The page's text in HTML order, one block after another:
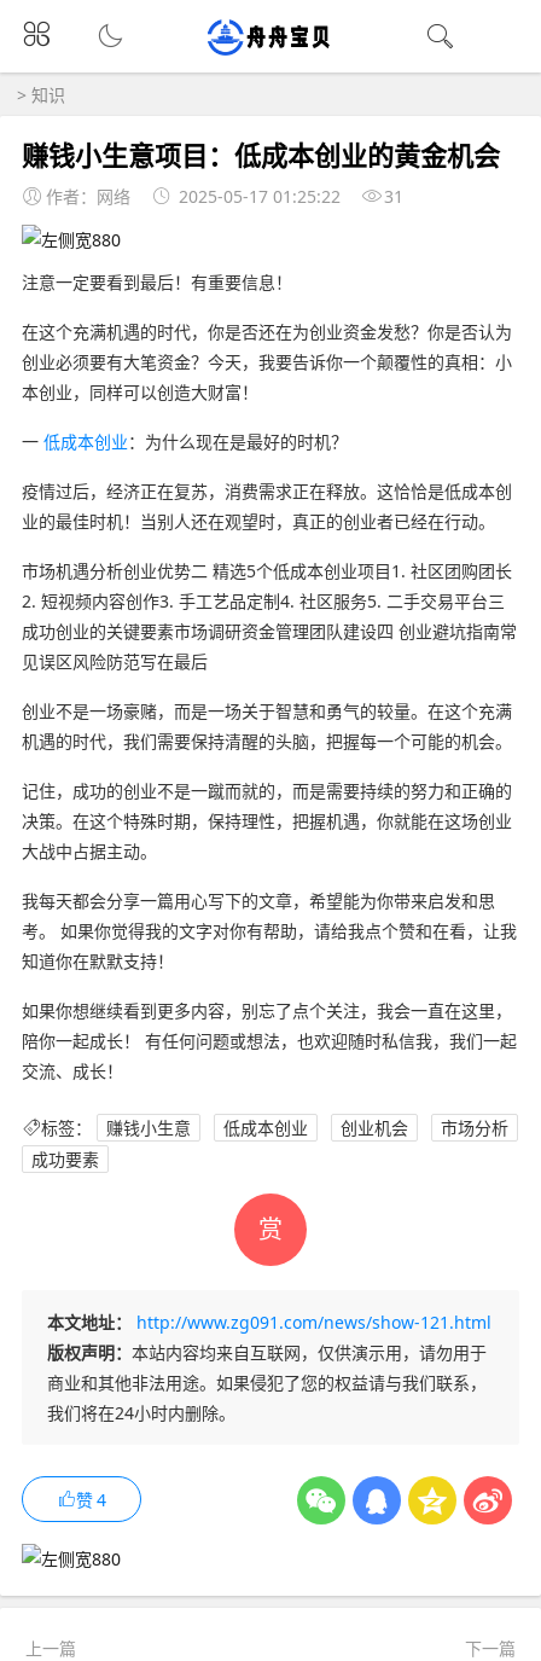
> 知识
赚钱小生意项目：低成本创业的黄金机会
作者：网络 2025-05-17 01:25:22 31
注意️一定要看到最后！有重要信息！
在这个充满机遇的时代，你是否还在为创业资金发愁？你是否认为
创业必须要有大笔资金？今天，我要告诉你一个颠覆性的真相：小
本创业，同样可以创造大财富！
一 低成本创业：为什么现在是最好的时机？
疫情过后，经济正在复苏，消费需求正在释放。这恰恰是低成本创
业的最佳时机！当别人还在观望时，真正的创业者已经在行动。
市场机遇分析创业优势二 精选5个低成本创业项目1. 社区团购团长
2. 短视频内容创作3. 手工艺品定制4. 社区服务5. 二手交易平台三
成功创业的关键要素市场调研资金管理团队建设四 创业避坑指南常
见误区风险防范写在最后
创业不是一场豪赌，而是一场关于智慧和勇气的较量。在这个充满
机遇的时代，我们需要保持清醒的头脑，把握每一个可能的机会。
记住，成功的创业不是一蹴而就的，而是需要持续的努力和正确的
决策。在这个特殊时期，保持理性，把握机遇，你就能在这场创业
大战中占据主动。
我每天都会分享一篇用心写下的文章，希望能为你带来启发和思
考。 如果你觉得我的文字对你有帮助，请给我点个赞和在看，让我
知道你在默默支持！
如果你想继续看到更多内容，别忘了点个关注，我会一直在这里，
陪你一起成长！ 有任何问题或想法，也欢迎随时私信我，我们一起
交流、成长！
标签： 赚钱小生意 低成本创业 创业机会
市场分析
成功要素
赏
本文地址：
http://www.zg091.com/news/show-121.html
版权声明： 本站内容均来自互联网，仅供演示用，请勿用于
商业和其他非法用途。如果侵犯了您的权益请与我们联系，
我们将在24小时内删除。
赞4
上一篇 下一篇